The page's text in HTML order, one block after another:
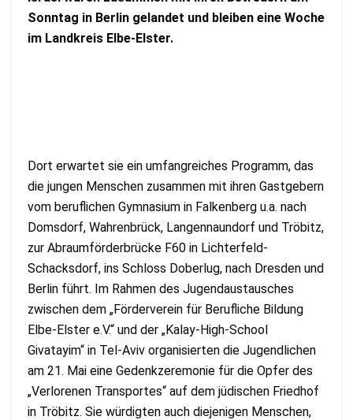
Sonntag in Berlin gelandet und bleiben eine Woche
im Landkreis Elbe-Elster.
Dort erwartet sie ein umfangreiches Programm, das
die jungen Menschen zusammen mit ihren Gastgebern
vom beruflichen Gymnasium in Falkenberg u.a. nach
Domsdorf, Wahrenbrück, Langennaundorf und Tröbitz,
zur Abraumförderbrücke F60 in Lichterfeld-
Schacksdorf, ins Schloss Doberlug, nach Dresden und
Berlin führt. Im Rahmen des Jugendaustausches
zwischen dem „Förderverein für Berufliche Bildung
Elbe-Elster e.V.“ und der „Kalay-High-School
Givatayim“ in Tel-Aviv organisierten die Jugendlichen
am 21. Mai eine Gedenkzeremonie für die Opfer des
„Verlorenen Transportes“ auf dem jüdischen Friedhof
in Tröbitz. Sie würdigten auch diejenigen Menschen,